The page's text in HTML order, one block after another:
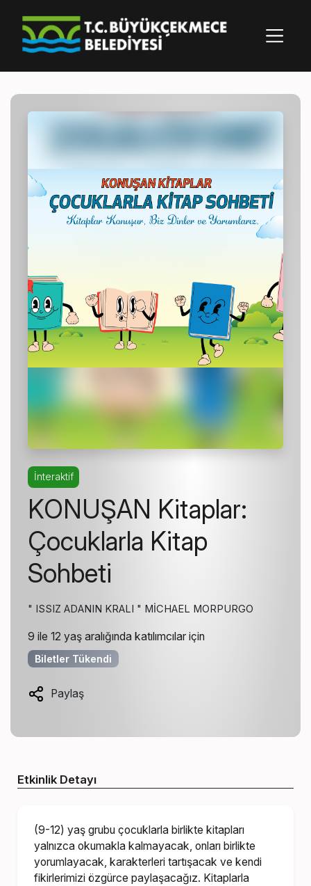
İnteraktif
KONUŞAN Kitaplar:
Çocuklarla Kitap
Sohbeti
" ISSIZ ADANIN KRALI " MİCHAEL MORPURGO
9 ile 12 yaş aralığında katılımcılar için
Biletler Tükendi
Paylaş
Etkinlik Detayı
(9-12) yaş grubu çocuklarla birlikte kitapları
yalnızca okumakla kalmayacak, onları birlikte
yorumlayacak, karakterleri tartışacak ve kendi
fikirlerimizi özgürce paylaşacağız. Kitaplarla